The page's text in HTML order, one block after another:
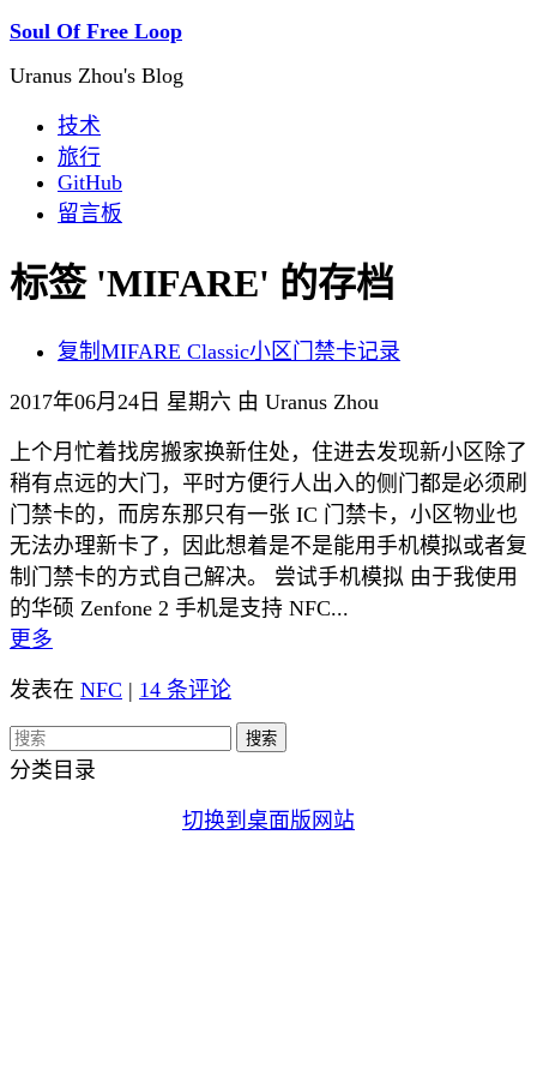
Soul Of Free Loop
Uranus Zhou's Blog
技术
旅行
GitHub
留言板
标签 'MIFARE' 的存档
复制MIFARE Classic小区门禁卡记录
2017年06月24日 星期六 由 Uranus Zhou
上个月忙着找房搬家换新住处，住进去发现新小区除了
稍有点远的大门，平时方便行人出入的侧门都是必须刷
门禁卡的，而房东那只有一张 IC 门禁卡，小区物业也
无法办理新卡了，因此想着是不是能用手机模拟或者复
制门禁卡的方式自己解决。 尝试手机模拟 由于我使用
的华硕 Zenfone 2 手机是支持 NFC...
更多
发表在 NFC | 14 条评论
分类目录
切换到桌面版网站